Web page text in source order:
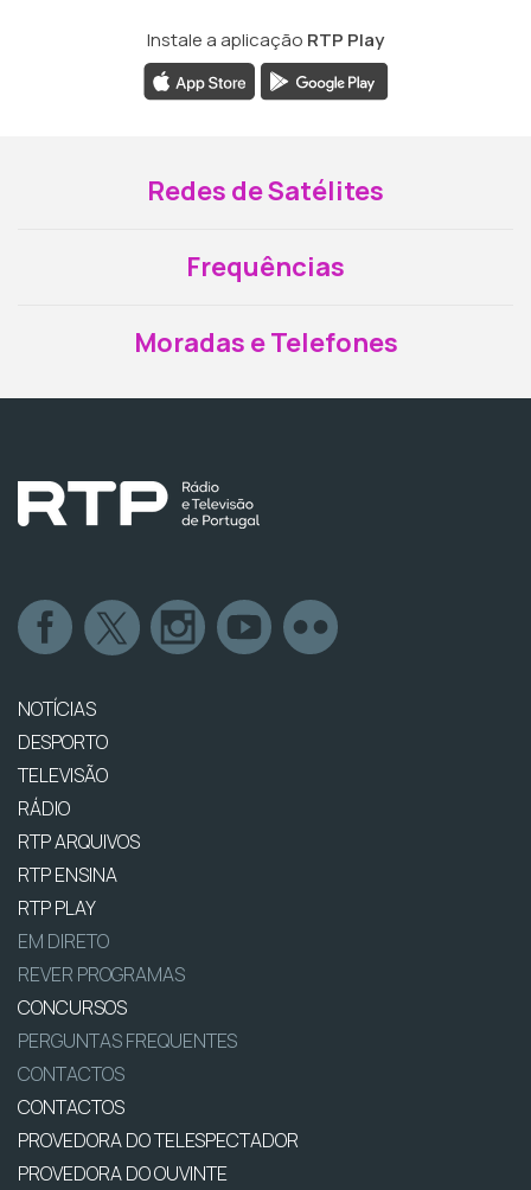
Instale a aplicação RTP Play
Redes de Satélites
Frequências
Moradas e Telefones
NOTÍCIAS
DESPORTO
TELEVISÃO
RÁDIO
RTP ARQUIVOS
RTP ENSINA
RTP PLAY
EM DIRETO
REVER PROGRAMAS
CONCURSOS
PERGUNTAS FREQUENTES
CONTACTOS
CONTACTOS
PROVEDORA DO TELESPECTADOR
PROVEDORA DO OUVINTE